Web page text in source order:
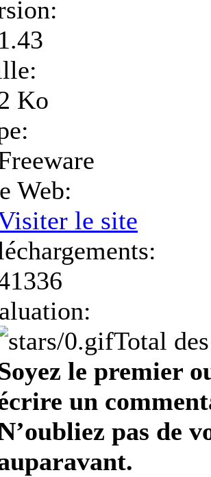
1.43
Ko
Web:
le site
Total
le premier
un
pas de